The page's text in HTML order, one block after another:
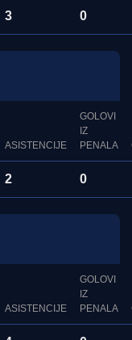
3 0
ASISTENCIJE
GOLOVI
IZ
PENALA
2 0
ASISTENCIJE
GOLOVI
IZ
PENALA